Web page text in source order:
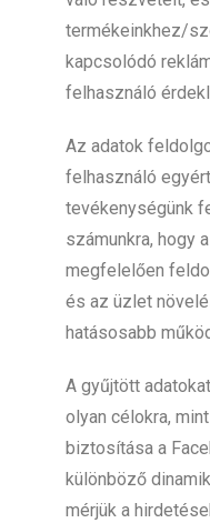
termékeinkhez/
kapcsolódó
felhasználó
Az adatok
felhasználó
tevékenységünk
számunkra, hogy
megfelelően
és az üzlet
hatásosabb
A gyűjtött
olyan célokra,
biztosítása a
különböző
mérjük a